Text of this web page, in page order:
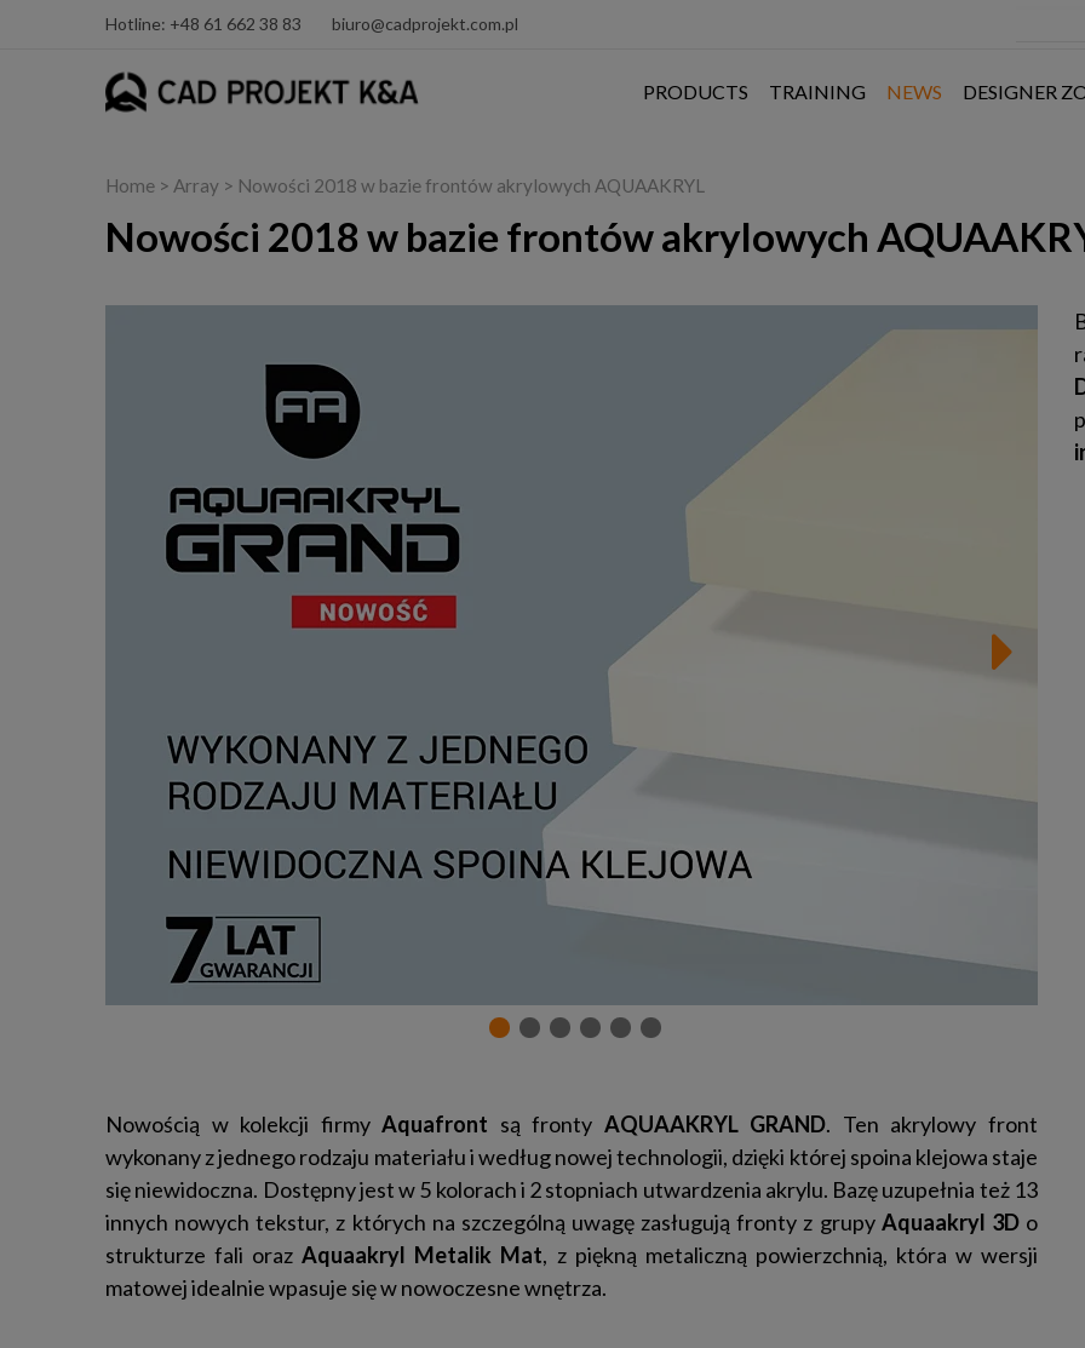
Hotline: +48 61 662 38 83 biuro@cadprojekt.com.pl
PRODUCTS TRAINING NEWS DESIGNER
Home > Array > Nowości 2018 w bazie frontów akrylowych AQUAAKRYL
Nowości 2018 w bazie frontów akrylowych
Nowością w kolekcji firmyAquafront są fronty AQUAAKRYL GRAND. Ten akrylowy front
wykonany z jednego rodzaju materiału i według nowej technologii, dzięki której spoina klejowa staje
się niewidoczna. Dostępny jest w 5 kolorach i 2 stopniach utwardzenia akrylu. Bazę uzupełnia też 13
innych nowych tekstur, z których na szczególną uwagę zasługują fronty z grupy Aquaakryl 3Do
strukturze fali orazAquaakryl Metalik Mat, z piękną metaliczną powierzchnią, która w wersji
matowej idealnie wpasuje się w nowoczesne wnętrza.